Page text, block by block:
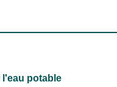
potable